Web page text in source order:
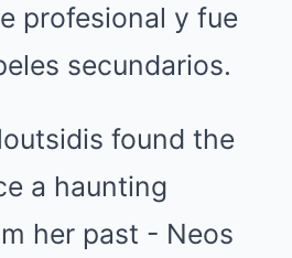
profesional y fue
secundarios.